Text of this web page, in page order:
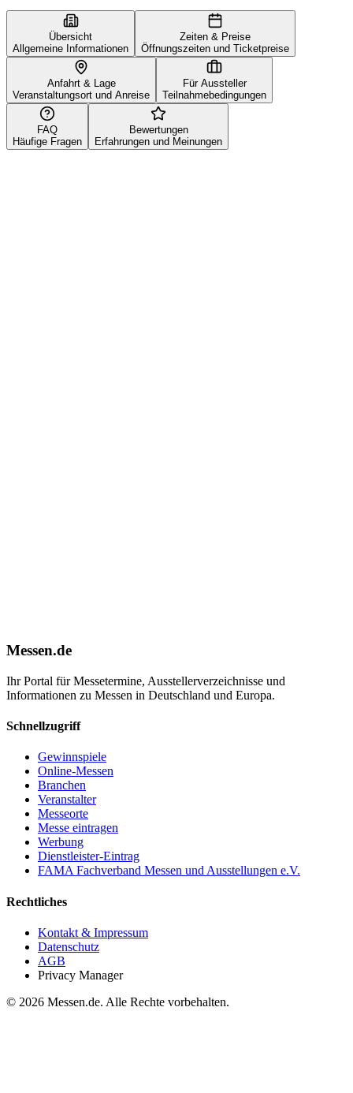
Übersicht
Allgemeine Informationen
Zeiten & Preise
Öffnungszeiten und Ticketpreise
Anfahrt & Lage
Veranstaltungsort und Anreise
Für Aussteller
Teilnahmebedingungen
FAQ
Häufige Fragen
Bewertungen
Erfahrungen und Meinungen
Messen.de
Ihr Portal für Messetermine, Ausstellerverzeichnisse und
Informationen zu Messen in Deutschland und Europa.
Schnellzugriff
Gewinnspiele
Online-Messen
Branchen
Veranstalter
Messeorte
Messe eintragen
Werbung
Dienstleister-Eintrag
FAMA Fachverband Messen und Ausstellungen e.V.
Rechtliches
Kontakt & Impressum
Datenschutz
AGB
Privacy Manager
© 2026 Messen.de. Alle Rechte vorbehalten.